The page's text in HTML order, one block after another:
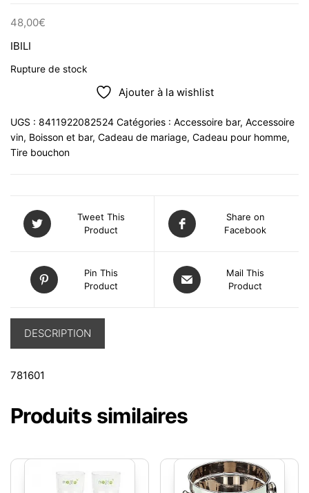
48,00€
IBILI
Rupture de stock
Ajouter à la wishlist
UGS : 8411922082524 Catégories : Accessoire bar, Accessoire
vin, Boisson et bar, Cadeau de mariage, Cadeau pour homme,
Tire bouchon
Tweet This
Product
Share on
Facebook
Pin This
Product
Mail This
Product
DESCRIPTION
781601
Produits similaires